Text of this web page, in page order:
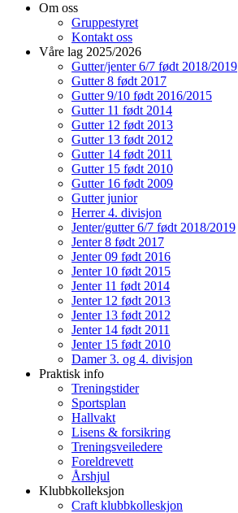
Om oss
Gruppestyret
Kontakt oss
Våre lag 2025/2026
Gutter/jenter 6/7 født 2018/2019
Gutter 8 født 2017
Gutter 9/10 født 2016/2015
Gutter 11 født 2014
Gutter 12 født 2013
Gutter 13 født 2012
Gutter 14 født 2011
Gutter 15 født 2010
Gutter 16 født 2009
Gutter junior
Herrer 4. divisjon
Jenter/gutter 6/7 født 2018/2019
Jenter 8 født 2017
Jenter 09 født 2016
Jenter 10 født 2015
Jenter 11 født 2014
Jenter 12 født 2013
Jenter 13 født 2012
Jenter 14 født 2011
Jenter 15 født 2010
Damer 3. og 4. divisjon
Praktisk info
Treningstider
Sportsplan
Hallvakt
Lisens & forsikring
Treningsveiledere
Foreldrevett
Årshjul
Klubbkolleksjon
Craft klubbkolleskjon